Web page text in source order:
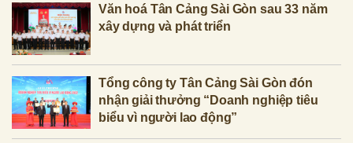
Văn hoá Tân Cảng Sài Gòn sau 33 năm
xây dựng và phát triển
Tổng công ty Tân Cảng Sài Gòn đón
nhận giải thưởng “Doanh nghiệp tiêu
biểu vì người lao động”